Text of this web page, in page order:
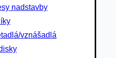
nadstavby
vznášadlá